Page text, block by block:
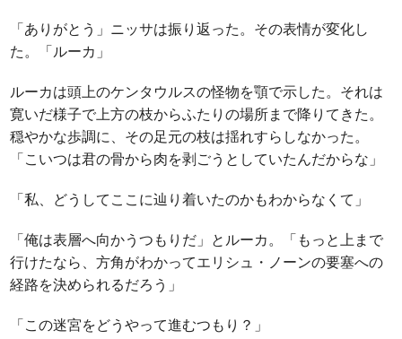
「ありがとう」ニッサは振り返った。その表情が変化し
た。「ルーカ」
ルーカは頭上のケンタウルスの怪物を顎で示した。それは
寛いだ様子で上方の枝からふたりの場所まで降りてきた。
穏やかな歩調に、その足元の枝は揺れすらしなかった。
「こいつは君の骨から肉を剥ごうとしていたんだからな」
「私、どうしてここに辿り着いたのかもわからなくて」
「俺は表層へ向かうつもりだ」とルーカ。「もっと上まで
行けたなら、方角がわかってエリシュ・ノーンの要塞への
経路を決められるだろう」
「この迷宮をどうやって進むつもり？」